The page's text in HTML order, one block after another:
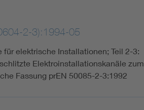
2-3):1994-05
elektrische Installationen; Teil 2-3:
Elektroinstallationskanäle zum
Fassung prEN 50085-2-3:1992